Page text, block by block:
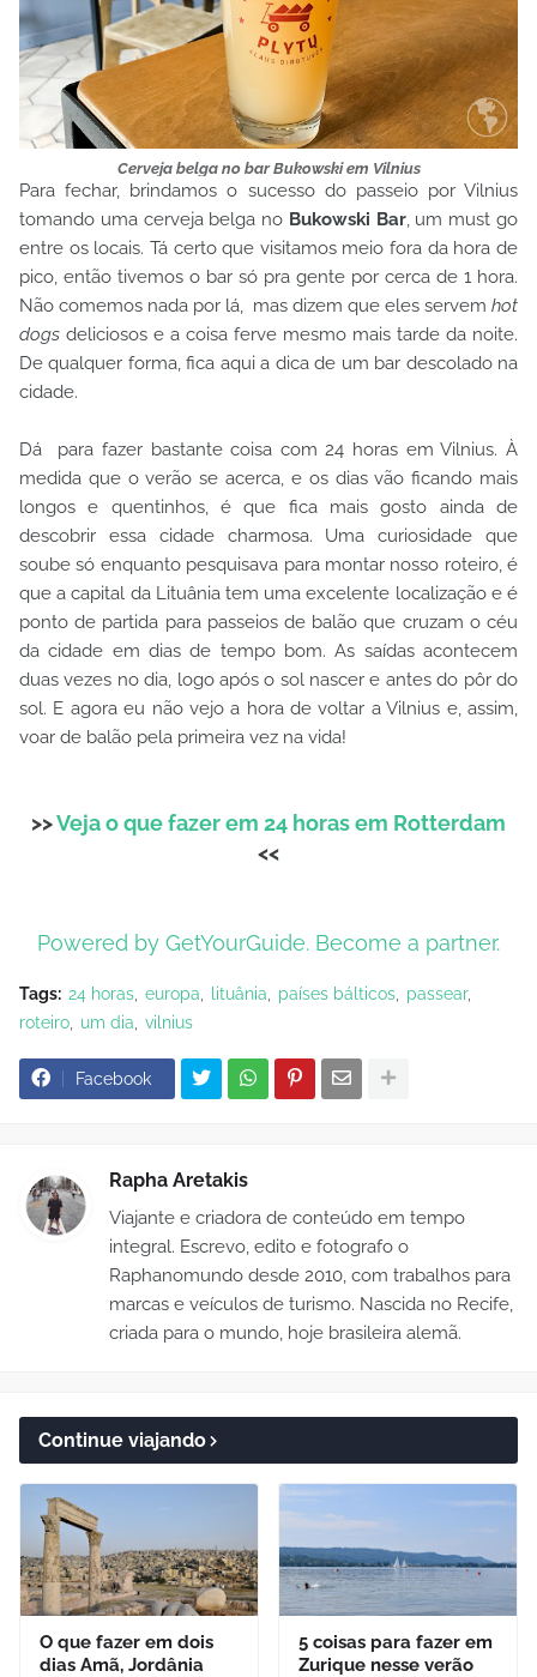
Cerveja belga no bar Bukowski em Vilnius
Para fechar, brindamos o sucesso do passeio por Vilnius
tomando uma cerveja belga no Bukowski Bar, um must go
entre os locais. Tá certo que visitamos meio fora da hora de
pico, então tivemos o bar só pra gente por cerca de 1 hora.
Não comemos nada por lá, mas dizem que eles servem hot
dogs deliciosos e a coisa ferve mesmo mais tarde da noite.
De qualquer forma, fica aqui a dica de um bar descolado na
cidade.
Dá para fazer bastante coisa com 24 horas em Vilnius. À
medida que o verão se acerca, e os dias vão ficando mais
longos e quentinhos, é que fica mais gosto ainda de
descobrir essa cidade charmosa. Uma curiosidade que
soube só enquanto pesquisava para montar nosso roteiro, é
que a capital da Lituânia tem uma excelente localização e é
ponto de partida para passeios de balão que cruzam o céu
da cidade em dias de tempo bom. As saídas acontecem
duas vezes no dia, logo após o sol nascer e antes do pôr do
sol. E agora eu não vejo a hora de voltar a Vilnius e, assim,
voar de balão pela primeira vez na vida!
>>Veja o que fazer em 24 horas em Rotterdam
<<
Powered by GetYourGuide. Become a partner.
Tags: 24 horas europa lituânia países bálticos
passear
roteiro
um dia vilnius
Facebook
Rapha Aretakis
Viajante e criadora de conteúdo em tempo
integral. Escrevo, edito e fotografo o
Raphanomundo desde 2010, com trabalhos para
marcas e veículos de turismo. Nascida no Recife,
criada para o mundo, hoje brasileira alemã.
Continue viajando
O que fazer em dois
dias Amã, Jordânia
5 coisas para fazer em
Zurique nesse verão